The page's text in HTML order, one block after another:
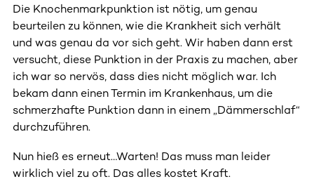
Die Knochenmarkpunktion ist nötig, um genau
beurteilen zu können, wie die Krankheit sich verhält
und was genau da vor sich geht. Wir haben dann erst
versucht, diese Punktion in der Praxis zu machen, aber
ich war so nervös, dass dies nicht möglich war. Ich
bekam dann einen Termin im Krankenhaus, um die
schmerzhafte Punktion dann in einem „Dämmerschlaf“
durchzuführen.
Nun hieß es erneut…Warten! Das muss man leider
wirklich viel zu oft. Das alles kostet Kraft.